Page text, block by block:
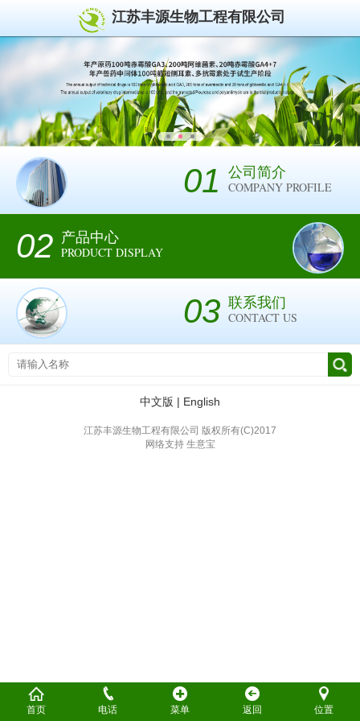
江苏丰源生物工程有限公司
01 公司简介
COMPANY PROFILE
02 产品中心
PRODUCT DISPLAY
03 联系我们
CONTACT US
中文版 | English
江苏丰源生物工程有限公司 版权所有(C)2017
网络支持生意宝
首页 电话 菜单 返回 位置